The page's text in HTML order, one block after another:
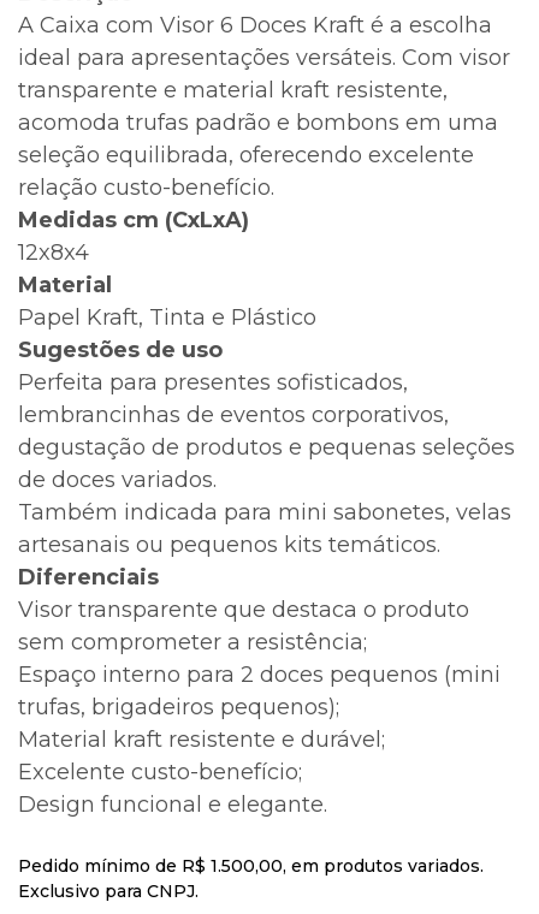
A Caixa com Visor 6 Doces Kraft é a escolha
ideal para apresentações versáteis. Com visor
transparente e material kraft resistente,
acomoda trufas padrão e bombons em uma
seleção equilibrada, oferecendo excelente
relação custo-benefício.
Medidas cm (CxLxA)
12x8x4
Material
Papel Kraft, Tinta e Plástico
Sugestões de uso
Perfeita para presentes sofisticados,
lembrancinhas de eventos corporativos,
degustação de produtos e pequenas seleções
de doces variados.
Também indicada para mini sabonetes, velas
artesanais ou pequenos kits temáticos.
Diferenciais
Visor transparente que destaca o produto
sem comprometer a resistência;
Espaço interno para 2 doces pequenos (mini
trufas, brigadeiros pequenos);
Material kraft resistente e durável;
Excelente custo-benefício;
Design funcional e elegante.
Pedido mínimo de R$ 1.500,00, em produtos variados.
Exclusivo para CNPJ.